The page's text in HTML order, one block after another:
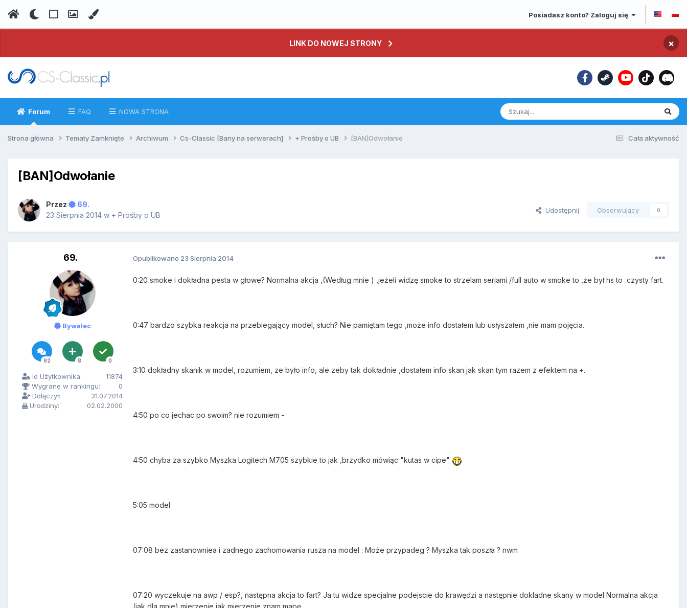
Posiadasz konto? Zaloguj się
LINK DO NOWEJ STRONY ×
Forum FAQ NOWA STRONA
Cała aktywność
Strona główna Tematy Zamknięte Archiwum Cs-Classic [Bany na serwerach] + Prośby o UB [BAN]Odwołanie
[BAN]Odwołanie
Przez
69.
23 Sierpnia 2014 w + Prośby o UB
Udostępnij Obserwujący 0
69.
Bywalec
92 8 0
Id Użytkownika:
11874
Wygrane w rankingu:
0
Dołączył:
31.07.2014
Urodziny:
02.02.2000
Opublikowano 23 Sierpnia 2014
0:20 smoke i dokładna pesta w głowe? Normalna akcja ,(Według mnie ) ,jeżeli widzę smoke to strzelam seriami /full auto w smoke to ,że był hs to czysty fart.
0:47 bardzo szybka reakcja na przebiegający model, słuch? Nie pamiętam tego ,może info dostałem lub usłyszałem ,nie mam pojęcia.
3:10 dokładny skanik w model, rozumiem, ze było info, ale zeby tak dokładnie ,dostałem info skan jak skan tym razem z efektem na +.
4:50 po co jechac po swoim? nie rozumiem -
4:50 chyba za szybko Myszka Logitech M705 szybkie to jak ,brzydko mówiąc "kutas w cipe"
5:05 model
07:08 bez zastanowniea i zadnego zachomowania rusza na model : Może przypadeg ? Myszka tak poszła ? nwm
07:20 wyczekuje na awp / esp?, następna akcja to fart? Ja tu widze specjalne podejscie do krawędzi a następnie dokladne skany w model Normalna akcja